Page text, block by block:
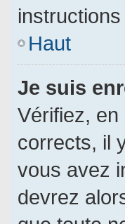
Haut
Je suis
Vérifiez, en
corrects, il
vous avez
devrez